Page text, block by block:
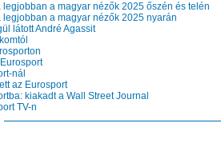
a magyar nézők 2025 őszén és telén
a magyar nézők 2025 nyarán
látott André Agassit
nál
az Eurosport
kiakadt a Wall Street Journal
TV-n